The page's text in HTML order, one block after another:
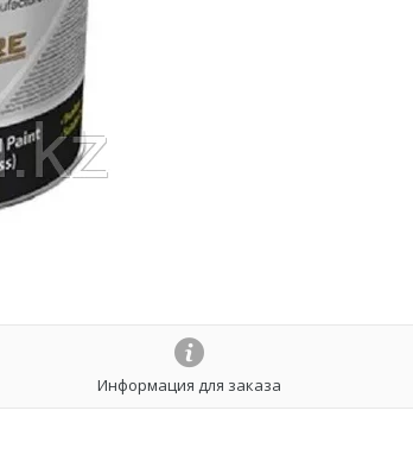
Информация для заказа